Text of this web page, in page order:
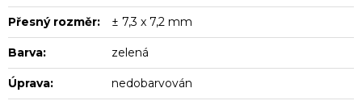
Přesný rozměr: ± 7,3 x 7,2 mm
Barva: zelená
Úprava: nedobarvován